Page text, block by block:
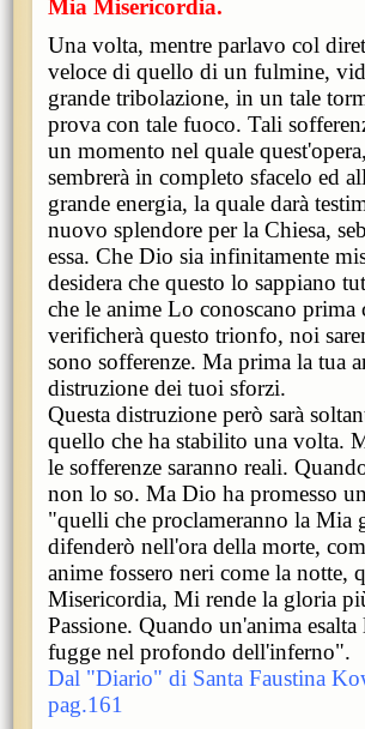
Mia Misericordia.
Una volta, mentre parlavo col
veloce di quello di un fulmine,
grande tribolazione, in un tale
prova con tale fuoco. Tali
un momento nel quale
sembrerà in completo sfacelo ed
grande energia, la quale darà
nuovo splendore per la Chiesa,
essa. Che Dio sia infinitamente
desidera che questo lo sappiano
che le anime Lo conoscano
verificherà questo trionfo, noi
sono sofferenze. Ma prima la tua
distruzione dei tuoi sforzi.
Questa distruzione però sarà
quello che ha stabilito una volta.
le sofferenze saranno reali.
non lo so. Ma Dio ha promesso
"quelli che proclameranno la Mia
difenderò nell'ora della morte,
anime fossero neri come la notte,
Misericordia, Mi rende la gloria
Passione. Quando un'anima
fugge nel profondo dell'inferno".
Dal "Diario" di Santa Faustina
pag.161